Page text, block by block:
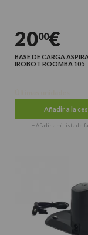
2000€
BASE DE CARGA
IROBOT ROOMBA 105
Añadir a la
+ Añadir a mi lista de